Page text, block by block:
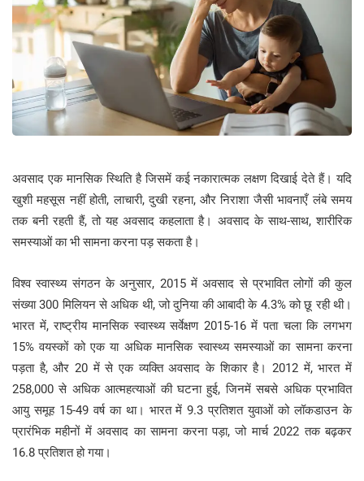
अवसाद एक मानसिक स्थिति है जिसमें कई नकारात्मक लक्षण दिखाई देते हैं। यदि
खुशी महसूस नहीं होती, लाचारी, दुखी रहना, और निराशा जैसी भावनाएँ लंबे समय
तक बनी रहती हैं, तो यह अवसाद कहलाता है। अवसाद के साथ-साथ, शारीरिक
समस्याओं का भी सामना करना पड़ सकता है।
विश्व स्वास्थ्य संगठन के अनुसार, 2015 में अवसाद से प्रभावित लोगों की कुल
संख्या 300 मिलियन से अधिक थी, जो दुनिया की आबादी के 4.3% को छू रही थी।
भारत में, राष्ट्रीय मानसिक स्वास्थ्य सर्वेक्षण 2015-16 में पता चला कि लगभग
15% वयस्कों को एक या अधिक मानसिक स्वास्थ्य समस्याओं का सामना करना
पड़ता है, और 20 में से एक व्यक्ति अवसाद के शिकार है। 2012 में, भारत में
258,000 से अधिक आत्महत्याओं की घटना हुई, जिनमें सबसे अधिक प्रभावित
आयु समूह 15-49 वर्ष का था। भारत में 9.3 प्रतिशत युवाओं को लॉकडाउन के
प्रारंभिक महीनों में अवसाद का सामना करना पड़ा, जो मार्च 2022 तक बढ़कर
16.8 प्रतिशत हो गया।